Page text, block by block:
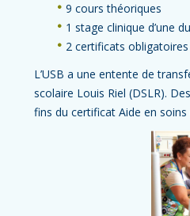
9 cours théoriques
1 stage clinique d’une
2 certificats obligatoires
L’USB a une entente de
scolaire Louis Riel (DSLR).
fins du certificat Aide en